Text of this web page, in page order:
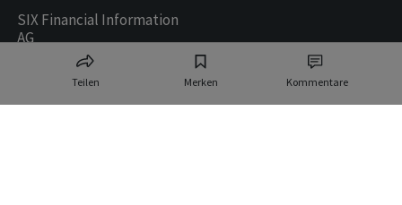
Teilen Merken Kommentare
SIX Financial Information
AG
Ringier AG | Ringier Medien Schweiz